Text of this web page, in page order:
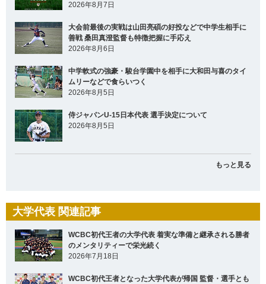
2026年8月7日
大会前最後の実戦は山田亮碩の好投などで中学生相手に
善戦 桑田真澄監督も特徴把握に手応え
2026年8月6日
中学軟式の強豪・駿台学園中を相手に大和田与喜のタイ
ムリーなどで食らいつく
2026年8月5日
侍ジャパンU-15日本代表 選手決定について
2026年8月5日
もっと見る
大学代表 関連記事
WCBC初代王者の大学代表 着実な準備と継承される勝者
のメンタリティーで栄光続く
2026年7月18日
WCBC初代王者となった大学代表が帰国 監督・選手とも